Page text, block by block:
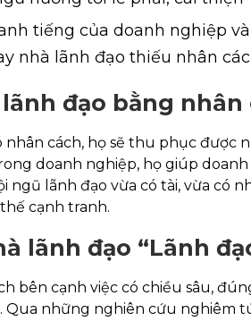
tiếng của doanh nghiệp
nhà lãnh đạo thiếu nhân
đạo bằng nhân
nhân cách, họ sẽ thu phục được
doanh nghiệp, họ giúp
ngũ lãnh đạo vừa có tài, vừa có
cạnh tranh.
lãnh đạo “Lãnh
bên cạnh việc có chiều sâu,
Qua những nghiên cứu nghiêm